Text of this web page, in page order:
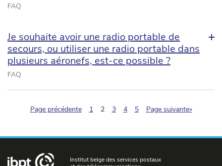
FAQ
Je souhaite avoir une radio portable de
secours, ou utiliser une radio portable dans
plusieurs aéronefs, est-ce possible ?
FAQ
Page précédente 1 2(pagination.current)
3 4 5 Page suivante»
Institut belge des services postaux